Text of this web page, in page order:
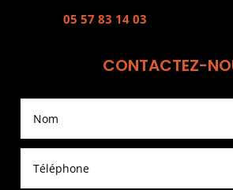
05 57 83 14 03
CONTACTEZ-